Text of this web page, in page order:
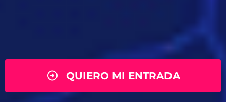
QUIERO MI ENTRADA